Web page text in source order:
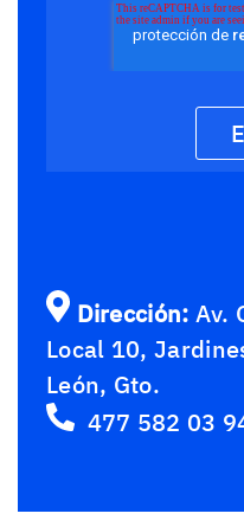
privacidad y el
consulta nuestra
Dirección:
Local 10,